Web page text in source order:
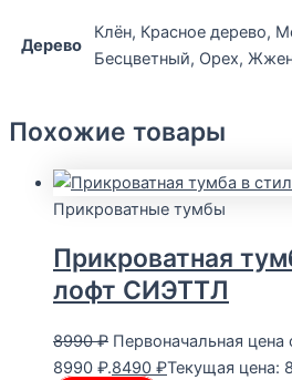
Дерево
Клён, Красное дерево,
Бесцветный, Орех,
Похожие товары
Прикроватные тумбы
Прикроватная
лофт СИЭТТЛ
8990₽ Первоначальная цена
8990 ₽.8490 ₽Текущая цена: